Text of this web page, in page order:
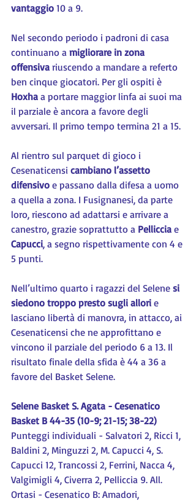
vantaggio 10 a 9.
Nel secondo periodo i padroni di casa
continuano a migliorare in zona
offensiva riuscendo a mandare a referto
ben cinque giocatori. Per gli ospiti è
Hoxha a portare maggior linfa ai suoi ma
il parziale è ancora a favore degli
avversari. Il primo tempo termina 21 a 15.
Al rientro sul parquet di gioco i
Cesenaticensi cambiano l’assetto
difensivo e passano dalla difesa a uomo
a quella a zona. I Fusignanesi, da parte
loro, riescono ad adattarsi e arrivare a
canestro, grazie soprattutto a Pelliccia e
Capucci, a segno rispettivamente con 4 e
5 punti.
Nell’ultimo quarto i ragazzi del Selene si
siedono troppo presto sugli allori e
lasciano libertà di manovra, in attacco, ai
Cesenaticensi che ne approfittano e
vincono il parziale del periodo 6 a 13. Il
risultato finale della sfida è 44 a 36 a
favore del Basket Selene.
Selene Basket S. Agata - Cesenatico
Basket B 44-35 (10-9; 21-15; 38-22)
Punteggi individuali - Salvatori 2, Ricci 1,
Baldini 2, Minguzzi 2, M. Capucci 4, S.
Capucci 12, Trancossi 2, Ferrini, Nacca 4,
Valgimigli 4, Civerra 2, Pelliccia 9. All.
Ortasi - Cesenatico B: Amadori,